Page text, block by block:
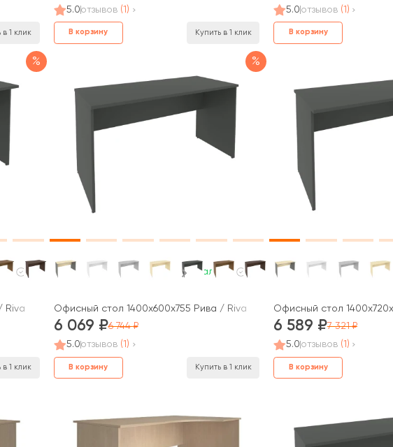
в 1 клик
5.0отзывов (1)
В корзину Купить в 1 клик
5.0 отзывов (1)
В корзину
%
Riva
в 1 клик
%
В наличии
Офисный стол 1400x600x755 Рива / Riva
6 069
6 744
5.0отзывов (1)
В корзину Купить в 1 клик
Офисный стол
6 589
7 321
5.0отзывов (1)
В корзину